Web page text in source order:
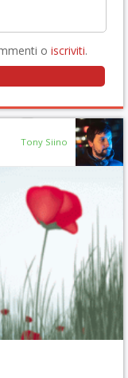
o iscriviti.
Tony Siino